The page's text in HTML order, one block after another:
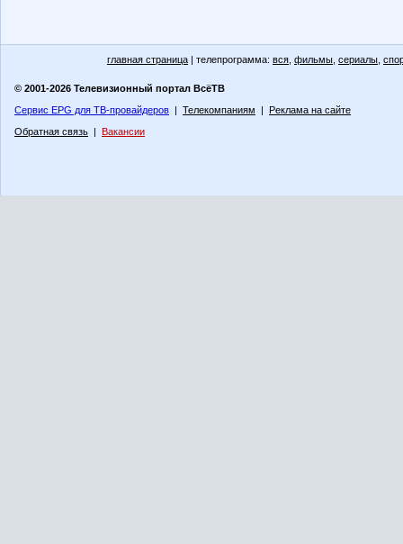
главная страница | телепрограмма: вся фильмы сериалы
© 2001-2026 Телевизионный портал ВсёТВ
Сервис EPG для ТВ-провайдеров | Телекомпаниям | Реклама на сайте
Обратная связь | Вакансии